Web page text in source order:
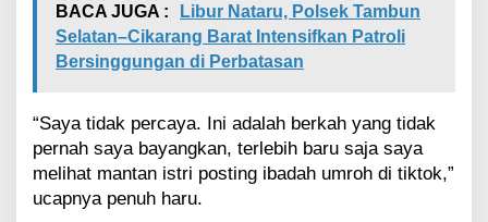
p
r
i
U
m
r
o
h
BACA JUGA :
Libur Nataru, Polsek Tambun
Selatan–Cikarang Barat Intensifkan Patroli
Bersinggungan di Perbatasan
“Saya tidak percaya. Ini adalah berkah yang tidak
pernah saya bayangkan, terlebih baru saja saya
melihat mantan istri posting ibadah umroh di tiktok,”
ucapnya penuh haru.